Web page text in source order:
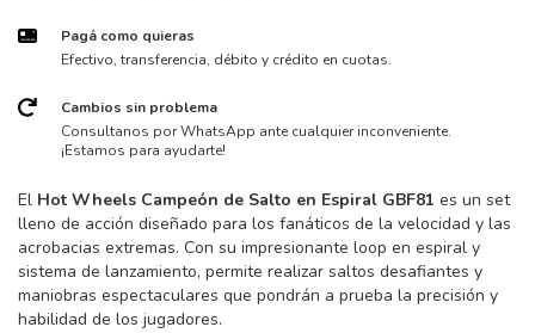
Pagá como quieras
Efectivo, transferencia, débito y crédito en cuotas.
Cambios sin problema
Consultanos por WhatsApp ante cualquier inconveniente.
¡Estamos para ayudarte!
El Hot Wheels Campeón de Salto en Espiral GBF81 es un set
lleno de acción diseñado para los fanáticos de la velocidad y las
acrobacias extremas. Con su impresionante loop en espiral y
sistema de lanzamiento, permite realizar saltos desafiantes y
maniobras espectaculares que pondrán a prueba la precisión y
habilidad de los jugadores.